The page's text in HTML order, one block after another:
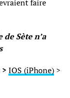
faire
Sète n’a
IOS (iPhone)>